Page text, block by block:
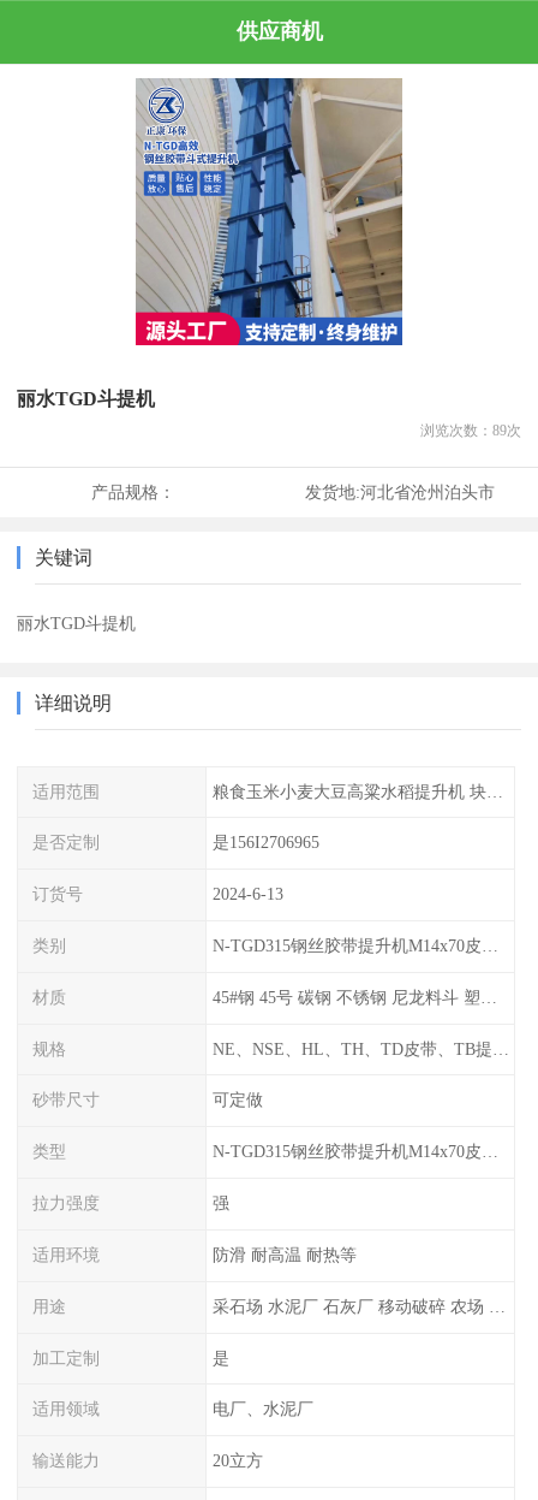
供应商机
丽水TGD斗提机
浏览次数： 89次
产品规格： 发货地:河北省沧州泊头市
关键词
丽水TGD斗提机
详细说明
适用范围 粮食玉米小麦大豆高粱水稻提升机 块煤 颗粒粉末 如煤、砂、焦末、水泥、碎矿石等
是否定制 是156I2706965
订货号 2024-6-13
类别
材质
规格
砂带尺寸 可定做
类型 N-TGD315钢丝胶带提升机M14x70皮带料斗螺栓螺丝生产厂家可订做
拉力强度 强
适用环境 防滑 耐高温 耐热等
用途
加工定制 是
适用领域 电厂、水泥厂
输送能力 20立方